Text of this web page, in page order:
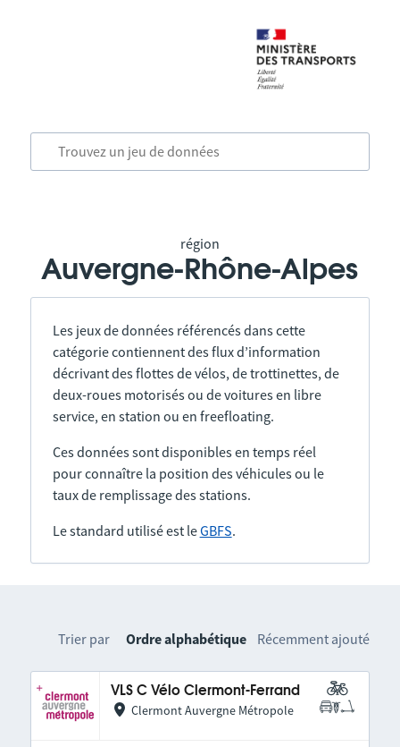
région
Auvergne-Rhône-Alpes
Les jeux de données référencés dans cette
catégorie contiennent des flux d’information
décrivant des flottes de vélos, de trottinettes, de
deux-roues motorisés ou de voitures en libre
service, en station ou en freefloating.
Ces données sont disponibles en temps réel
pour connaître la position des véhicules ou le
taux de remplissage des stations.
Le standard utilisé est leGBFS.
Trier par Ordre alphabétique Récemment ajouté
VLS C Vélo Clermont-Ferrand
Clermont Auvergne Métropole